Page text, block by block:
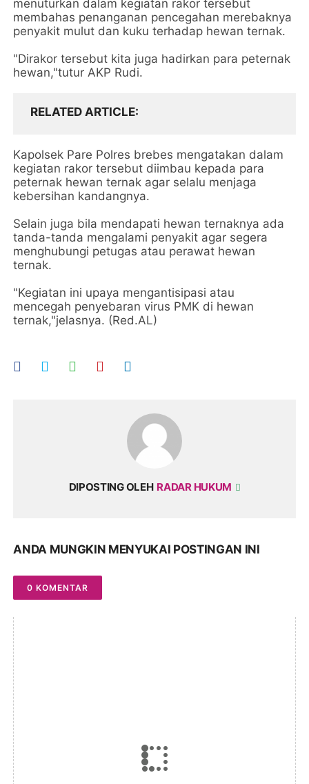
menuturkan dalam kegiatan rakor tersebut
membahas penanganan pencegahan merebaknya
penyakit mulut dan kuku terhadap hewan ternak.
"Dirakor tersebut kita juga hadirkan para peternak
hewan,"tutur AKP Rudi.
RELATED ARTICLE
Kapolsek Pare Polres brebes mengatakan dalam
kegiatan rakor tersebut diimbau kepada para
peternak hewan ternak agar selalu menjaga
kebersihan kandangnya.
Selain juga bila mendapati hewan ternaknya ada
tanda-tanda mengalami penyakit agar segera
menghubungi petugas atau perawat hewan
ternak.
"Kegiatan ini upaya mengantisipasi atau
mencegah penyebaran virus PMK di hewan
ternak,"jelasnya. (Red.AL)
DIPOSTING OLEH RADAR HUKUM
ANDA MUNGKIN MENYUKAI POSTINGAN INI
0 KOMENTAR